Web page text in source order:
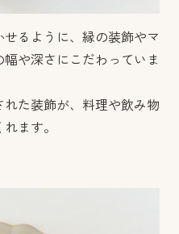
るように、縁の装飾やマ
や深さにこだわっていま
た装飾が、料理や飲み物
ます。